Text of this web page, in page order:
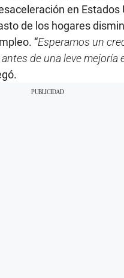
en Estados
de los hogares
“Esperamos un
de una leve mejoría